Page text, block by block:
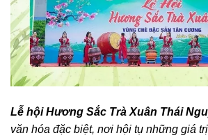
Lễ hội Hương Sắc Trà Xuân Thái
văn hóa đặc biệt, nơi hội tụ những giá